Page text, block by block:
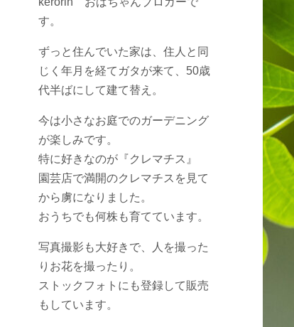
す。
ずっと住んでいた家は、住人と同
じく年月を経てガタが来て、50歳
代半ばにして建て替え。
今は小さなお庭でのガーデニング
が楽しみです。
特に好きなのが『クレマチス』
園芸店で満開のクレマチスを見て
から虜になりました。
おうちでも何株も育てています。
写真撮影も大好きで、人を撮った
りお花を撮ったり。
ストックフォトにも登録して販売
もしています。